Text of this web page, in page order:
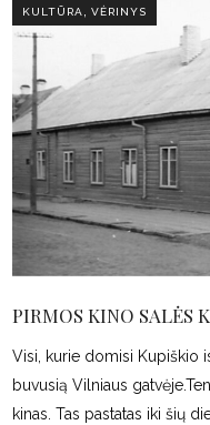
KULTŪRA ,VĖRINYS
PIRMOS KINO SALĖS
Visi, kurie domisi Kupiškio
buvusią Vilniaus
kinas. Tas pastatas iki šių